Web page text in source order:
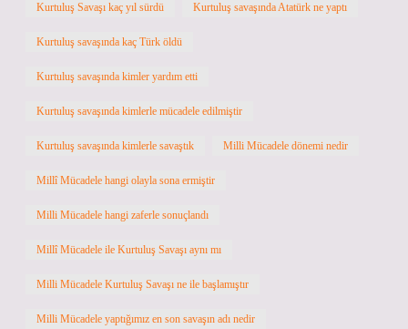
Kurtuluş Savaşı kaç yıl sürdü Kurtuluş savaşında Atatürk ne yaptı
Kurtuluş savaşında kaç Türk öldü
Kurtuluş savaşında kimler yardım etti
Kurtuluş savaşında kimlerle mücadele edilmiştir
Kurtuluş savaşında kimlerle savaştık Milli Mücadele dönemi nedir
Millî Mücadele hangi olayla sona ermiştir
Milli Mücadele hangi zaferle sonuçlandı
Millî Mücadele ile Kurtuluş Savaşı aynı mı
Milli Mücadele Kurtuluş Savaşı ne ile başlamıştır
Milli Mücadele yaptığımız en son savaşın adı nedir